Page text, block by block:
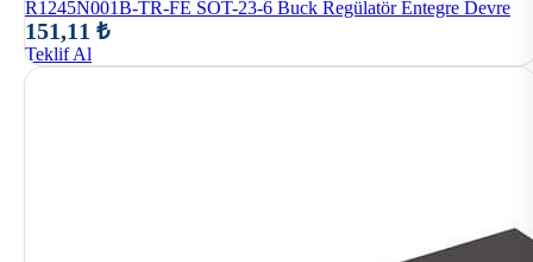
R1245N001B-TR-FE SOT-23-6 Buck Regülatör Entegre Devre
151,11 ₺
Teklif Al